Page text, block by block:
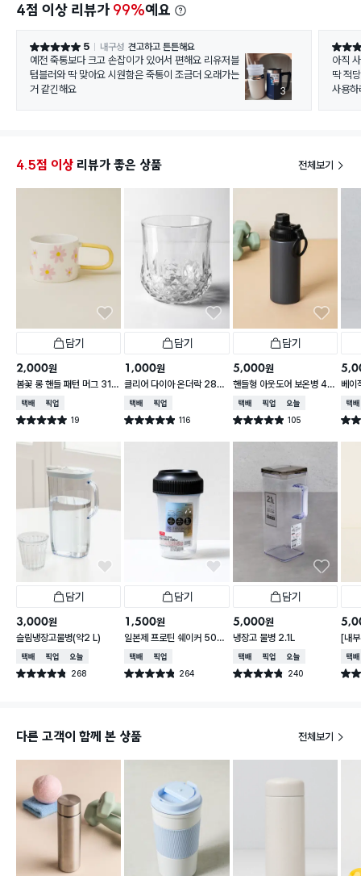
4점 이상 리뷰가 99%예요
별점 5점 5 내구성 견고하고 튼튼해요
예전 죽통보다 크고 손잡이가 있어서 편해요 리유저블
텀블러와 딱 맞아요 시원함은 죽통이 조금더 오래가는
거 같긴해요
3
별점 5
아직
딱 적
사용하
게 사
4.5점 이상 리뷰가 좋은 상품 전체보기
담기
2,000원
봄꽃 롱 핸들 패턴 머그 310
ml
택배배송매장픽업
별점 5.0점 19
건 작성
담기
1,000원
클리어 다이아 온더락 280
ml
택배배송매장픽업
별점 4.9점 116
건 작성
담기
5,000원
핸들형 아웃도어 보온병 45
0 ml 차콜
택배배송매장픽업오늘배송
별점 4.9점 105
건 작성
베
택배
별점
담기
3,000원
슬림냉장고물병(약2 L)
택배배송매장픽업오늘배송
별점 4.8점 268
건 작성
담기
1,500원
일본제 프로틴 쉐이커 500
ml
택배배송매장픽업
별점 4.8점 264
건 작성
담기
5,000원
냉장고 물병 2.1L
택배배송매장픽업오늘배송
별점 4.8점 240
건 작성
[내
용
ml
택배
별점
다른 고객이 함께 본 상품 전체보기